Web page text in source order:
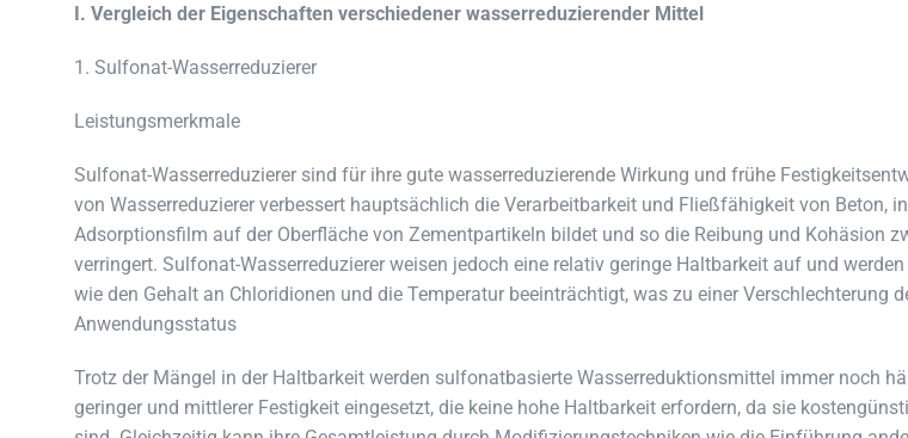
I. Vergleich der Eigenschaften verschiedener wasserreduzierender Mittel
1. Sulfonat-Wasserreduzierer
Leistungsmerkmale
Sulfonat-Wasserreduzierer sind für ihre gute wasserreduzierende Wirkung und frühe
von Wasserreduzierer verbessert hauptsächlich die Verarbeitbarkeit und Fließfähigkeit von Beton,
Adsorptionsfilm auf der Oberfläche von Zementpartikeln bildet und so die Reibung und Kohäsion
verringert. Sulfonat-Wasserreduzierer weisen jedoch eine relativ geringe Haltbarkeit auf und
wie den Gehalt an Chloridionen und die Temperatur beeinträchtigt, was zu einer Verschlechterung
Anwendungsstatus
Trotz der Mängel in der Haltbarkeit werden sulfonatbasierte Wasserreduktionsmittel immer noch
geringer und mittlerer Festigkeit eingesetzt, die keine hohe Haltbarkeit erfordern, da sie